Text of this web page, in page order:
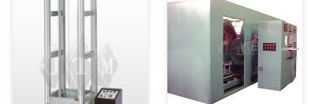
电子产业系列
自动化设备、专用机系列